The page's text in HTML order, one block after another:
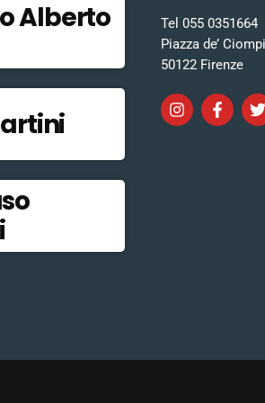
Alberto
Tel 055 0351664
Piazza de’
50122 Firenze